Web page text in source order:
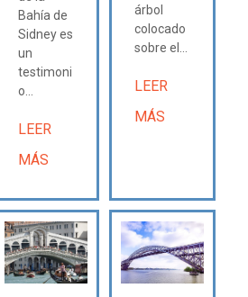
Bahía de
Sidney es
un
testimoni
o...
LEER
MÁS
árbol
colocado
sobre el...
LEER
MÁS